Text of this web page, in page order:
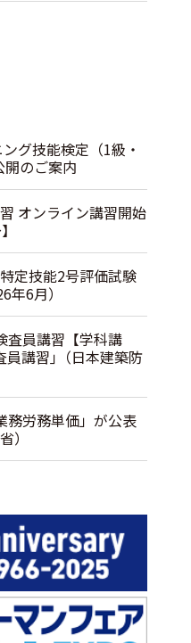
グ技能検定（1級・
のご案内
オンライン講習開始
定技能2号評価試験
6月）
査員講習【学科講
員講習｣（日本建築防
務労務単価」が公表
）